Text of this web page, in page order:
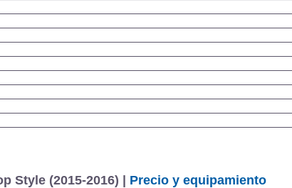
Style (2015-2016) | Precio y equipamiento